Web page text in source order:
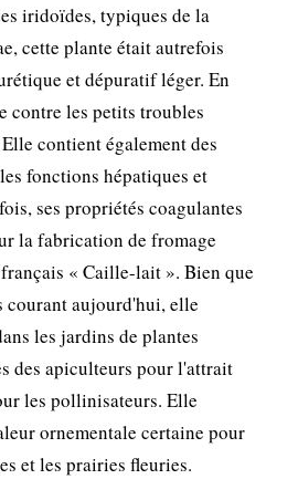
iridoïdes, typiques de la
cette plante était autrefois
et dépuratif léger. En
contre les petits troubles
contient également des
fonctions hépatiques et
ses propriétés coagulantes
la fabrication de fromage
« Caille-lait ». Bien que
courant aujourd'hui, elle
les jardins de plantes
des apiculteurs pour l'attrait
les pollinisateurs. Elle
ornementale certaine pour
et les prairies fleuries.